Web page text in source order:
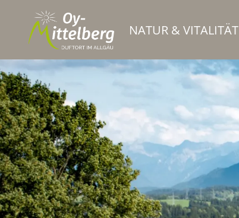
NATUR & VITALITÄT